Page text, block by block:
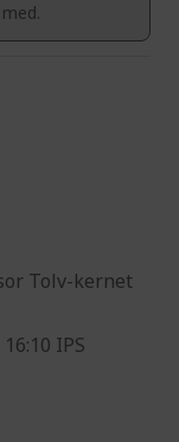
Tolv-kernet
IPS